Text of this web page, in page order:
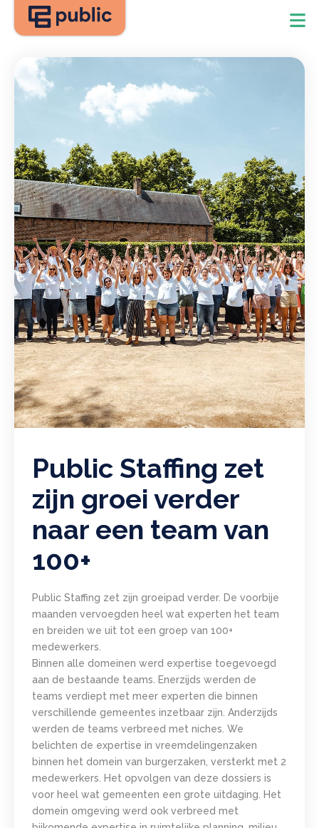
Diensten
Software
Domeinen
Blog
Contact
Login
Public Staffing zet
zijn groei verder
naar een team van
100+
Public Staffing zet zijn groeipad verder. De voorbije
maanden vervoegden heel wat experten het team
en breiden we uit tot een groep van 100+
medewerkers.
Binnen alle domeinen werd expertise toegevoegd
aan de bestaande teams. Enerzijds werden de
teams verdiept met meer experten die binnen
verschillende gemeentes inzetbaar zijn. Anderzijds
werden de teams verbreed met niches. We
belichten de expertise in vreemdelingenzaken
binnen het domein van burgerzaken, versterkt met 2
medewerkers. Het opvolgen van deze dossiers is
voor heel wat gemeenten een grote uitdaging. Het
domein omgeving werd ook verbreed met